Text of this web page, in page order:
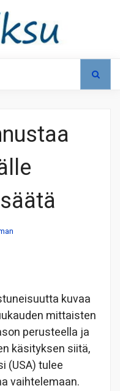
kuvaa
mittaisten
perusteella ja
käsityksen siitä,
(USA) tulee
vaihtelemaan.